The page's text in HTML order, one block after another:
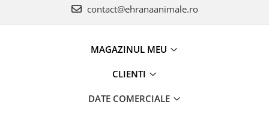
contact@ehranaanimale.ro
MAGAZINUL MEU
CLIENTI
DATE COMERCIALE